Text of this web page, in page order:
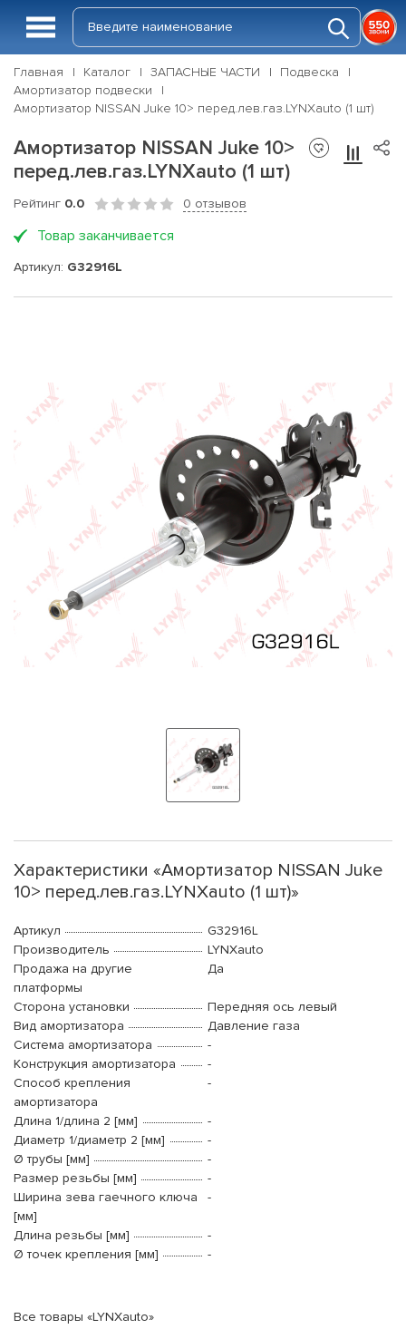
Главная Каталог ЗАПАСНЫЕ ЧАСТИ
Подвеска
Амортизатор подвески
Амортизатор NISSAN Juke 10> перед.лев.газ.LYNXauto (1 шт)
Амортизатор NISSAN Juke 10>
перед.лев.газ.LYNXauto (1 шт)
Рейтинг 0.0 0 отзывов
Товар заканчивается
Артикул: G32916L
Характеристики «Амортизатор NISSAN Juke
10> перед.лев.газ.LYNXauto (1 шт)»
Артикул
G32916L
Производитель
LYNXauto
Продажа на другие
платформы
Да
Сторона установки
Передняя ось левый
Вид амортизатора
Давление газа
Система амортизатора
-
Конструкция амортизатора
-
Способ крепления
амортизатора
-
Длина 1/длина 2 [мм]
-
Диаметр 1/диаметр 2 [мм]
-
Ø трубы [мм]
-
Размер резьбы [мм]
-
Ширина зева гаечного ключа
[мм]
-
Длина резьбы [мм]
-
Ø точек крепления [мм]
-
Все товары «LYNXauto»